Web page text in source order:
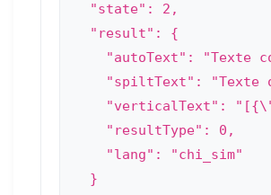
  "state": 2,
  "result": {
"autoText": "Texte
"spiltText": "Texte
"verticalText":
    "resultType": 0,
    "lang": "chi_sim"
  }